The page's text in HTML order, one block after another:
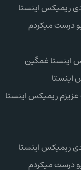
ریمیکس اینستا
درست میکردم
اینستا غمگین
اینستا
عزیزم ریمیکس اینستا
ریمیکس اینستا
درست میکردم